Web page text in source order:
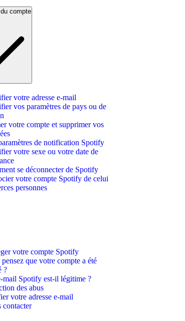
compte
votre adresse e-mail
vos paramètres de pays ou de
votre compte et supprimer vos
de notification Spotify
votre sexe ou votre date de
se déconnecter de Spotify
votre compte Spotify de celui
personnes
votre compte Spotify
pensez que votre compte a été
?
mail Spotify est-il légitime ?
des abus
votre adresse e-mail
contacter